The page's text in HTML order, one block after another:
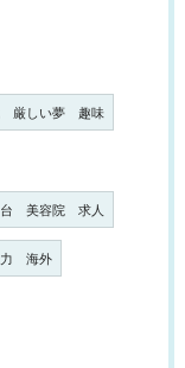
厳しい夢 趣味
美容院 求人
海外